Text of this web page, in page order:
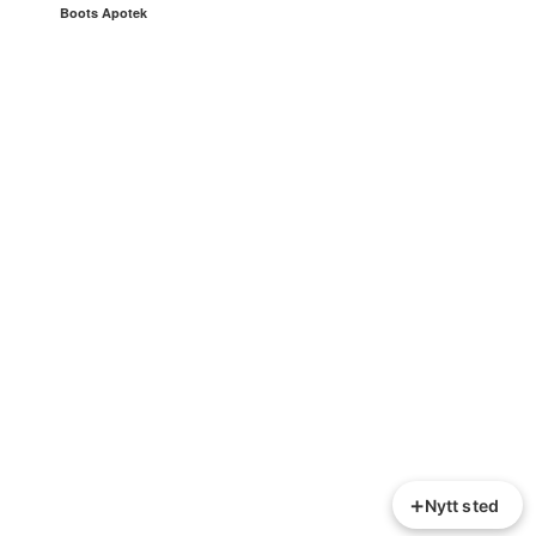
Boots Apotek
+Nytt sted